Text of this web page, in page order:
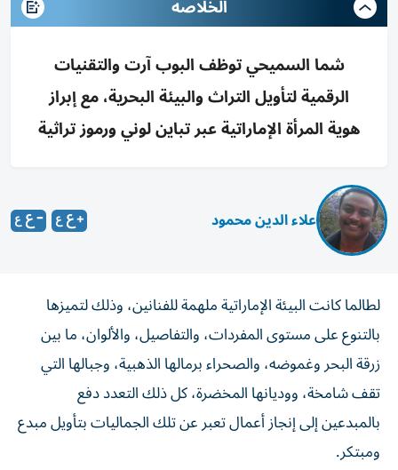
الخلاصه
شما السميحي توظف البوب آرت والتقنيات
الرقمية لتأويل التراث والبيئة البحرية، مع إبراز
هوية المرأة الإماراتية عبر تباين لوني ورموز تراثية
علاء الدين محمود
لطالما كانت البيئة الإماراتية ملهمة للفنانين، وذلك لتميزها
بالتنوع على مستوى المفردات، والتفاصيل، والألوان، ما بين
زرقة البحر وغموضه، والصحراء برمالها الذهبية، وجبالها التي
تقف شامخة، ووديانها المخضرة، كل ذلك التعدد دفع
بالمبدعين إلى إنجاز أعمال تعبر عن تلك الجماليات بتأويل مبدع
ومبتكر.